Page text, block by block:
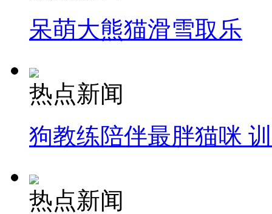
呆萌大熊猫滑雪取乐
热点新闻
狗教练陪伴最胖猫咪
热点新闻